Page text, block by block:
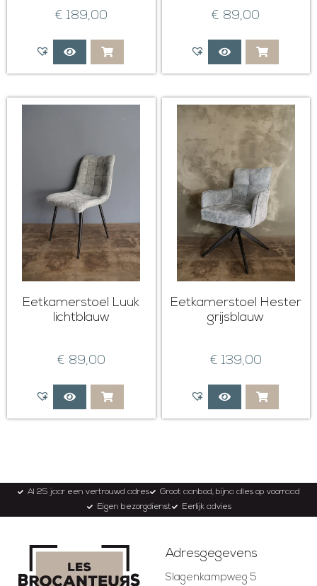
€ 189,00 € 89,00
Eetkamerstoel Luuk
lichtblauw
€ 89,00
Eetkamerstoel Hester
grijsblauw
€ 139,00
Al 25 jaar een vertrouwd adres
Groot aanbod, bijna alles op voorraad
Eigen bezorgdienst
Eerlijk advies
Adresgegevens
Slagenkampweg 5